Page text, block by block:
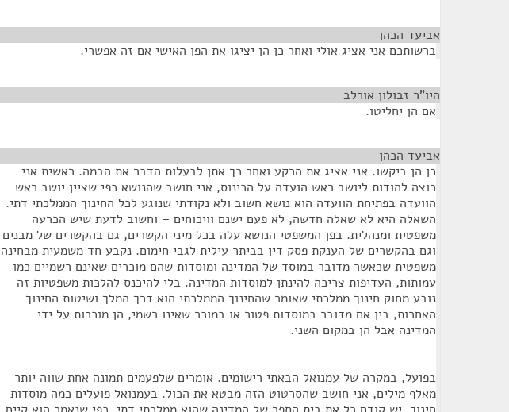
אביעד הכהן
ברשותכם אני אציג אולי ואחר כן הן יציגו את הפן האישי אם זה אפשרי.
היו"ר זבולון אורלב
אם הן יחליטו.
אביעד הכהן
כן הן ביקשו. אני אציג את הרקע ואחר כך אתן לבעלות הדבר את הבמה. ראשית אני
רוצה להודות ליושב ראש הועדה על הכינוס, אני חושב שהנושא כפי שציין יושב ראש
הוועדה בפתיחת הוועדה הוא נושא חשוב ולא נקודתי שנוגע לכל החינוך הממלכתי דתי.
השאלה היא לא שאלה חדשה, לא פעם ישנם וויכוחים – וחשוב לדעת שיש הכרעה
משפטית ומנהלית. בפן המשפטי הנושא עלה בכל מיני הקשרים, גם בהקשרים של מבנים
וגם בהקשרים של הענקת פסק דין בביתר עילית לגבי חימום. נקבע חד משמעית מבחינה
משפטית שכאשר מדובר במוסד של המדינה ומוסדות שהם מוכרים שאינם רשמיים כמו
עמותות, העדיפות צריכה להינתן למוסדות המדינה. בלי להיכנס להלכות משפטיות זה
נובע מחוק חינוך ממלכתי שאומר שהחינוך הממלכתי הוא דרך המלך ושיטות החינוך
האחרות, בין אם מדובר במוסדות פטור או במוכר שאינו רשמי, הן מוכרות על ידי
המדינה אבל הן במקום השני.
בפועל, במקרה של עמנואל הבאתי רישומים. אומרים שלפעמים תמונה אחת שווה יותר
מאלף מילים, אני חושב שהסרטוט הזה מבטא את הכול. בעמנואל פועלים כמה מוסדות